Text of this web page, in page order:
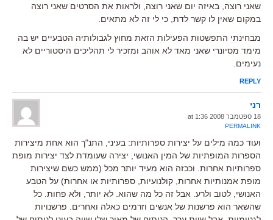
שאני רוצה, באיזה יום שאני רוצה, ולראות את הסרטים שאני רוצה
במקום שאין לו קשר לדת, כי לי זה לא מתאים.
מבחינתי התפשטות הפעילות הזאת מחוץ לגבולותיה הטבעיים יש בה
מימד מסיונרי שאני מאד לא אוהב ומזכיר לי תהליכים היסטוריים לא
נעימים.
REPLY
רני
18 ספטמבר 2008 at 1:36
PERMALINK
ועוד כמה מילים על יצירות ספרותיות: בעיני, התנ"ך הוא אחת מיצירות
הספרות המופתיות של המין האנושי, יצירה שעומדת לצד יצירות מופת
ספרותיות אחרות. וככזה הוא מעיד יותר מכל (ממש כשם שיצירות
מופת אמנותיות אחרות, קולנועיות, ספרותיות או אחרות) על הטבע
האנושי, לטוב ולרע. אבל זה כל מה שהוא. לא יותר, ולא פחות. כל
שהשאר הוא פרשנות של אנשים וזרמים כאלה ואחרים. פרשנויות